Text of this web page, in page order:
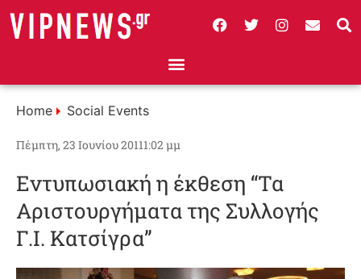
Home Social Events
Πέμπτη, 23 Ιουνίου 20111:02 μμ
Εντυπωσιακή η έκθεση “Τα
Αριστουργήματα της Συλλογής
Γ.Ι. Κατσίγρα”